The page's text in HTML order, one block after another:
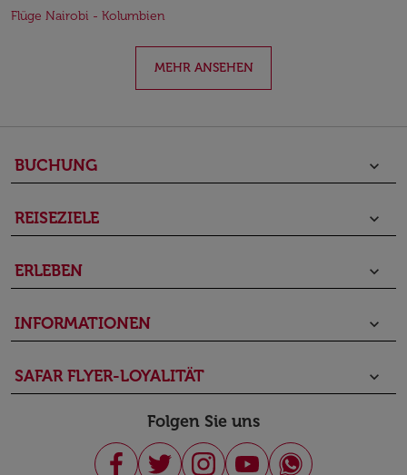
Flüge Nairobi - Kolumbien
MEHR ANSEHEN
BUCHUNG keyboard_arrow_down
REISEZIELE keyboard_arrow_down
ERLEBEN keyboard_arrow_down
INFORMATIONEN keyboard_arrow_down
SAFAR FLYER-LOYALITÄT keyboard_arrow_down
Folgen Sie uns